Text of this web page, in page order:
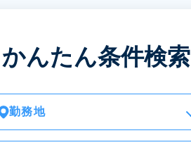
かんたん条件検索
勤務地